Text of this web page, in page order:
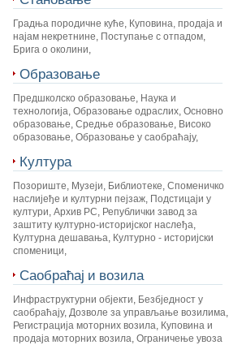
Градња породичне куће, Куповина, продаја и
најам некретнине, Поступање с отпадом,
Брига о околини,
Образовање
Предшколско образовање, Наука и
технологија, Образовање одраслих, Основно
образовање, Средње образовање, Високо
образовање, Образовање у саобраћају,
Култура
Позориште, Музеји, Библиотеке, Споменичко
наслијеђе и културни пејзаж, Подстицаји у
култури, Архив РС, Републички завод за
заштиту културно-историјског наслеђа,
Културна дешавања, Културно - историјски
споменици,
Саобраћај и возила
Инфраструктурни објекти, Безбједност у
саобраћају, Дозволе за управљање возилима,
Регистрација моторних возила, Куповина и
продаја моторних возила, Ограничење увоза